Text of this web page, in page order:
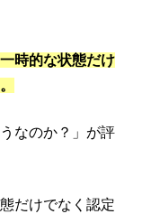
時的な状態だけ
なのか？」が評
だけでなく認定